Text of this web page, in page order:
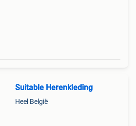
Suitable Herenkleding
Heel België